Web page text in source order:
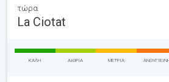
τώρα
La Ciotat
ΚΑΛΉ ΑΊΘΡΙΑ ΜΈΤΡΙΑ